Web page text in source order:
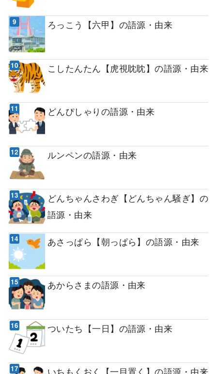
ろっこう【六甲】の語源・由来
こしたんたん【虎視眈眈】の語源・由来
どんぴしゃりの語源・由来
ルンペンの語源・由来
どんちゃんさわぎ【どんちゃん騒ぎ】の
語源・由来
あさっぱら【朝っぱら】の語源・由来
あからさまの語源・由来
ついたち【一日】の語源・由来
いちもくおく【一目置く】の語源・由来